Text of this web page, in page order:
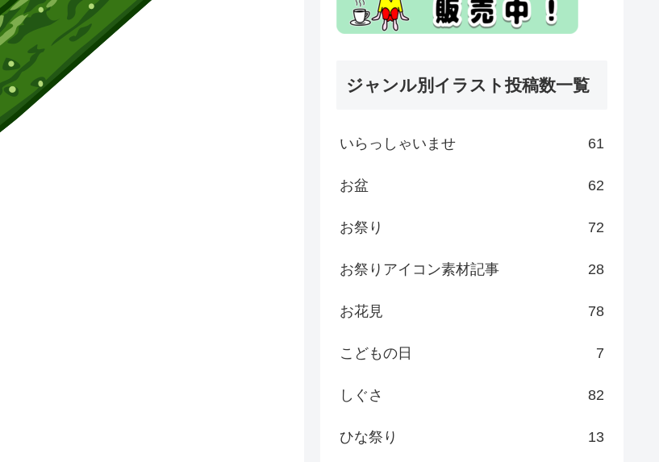
ジャンル別イラスト投稿数一覧
いらっしゃいませ 61
お盆 62
お祭り 72
お祭りアイコン素材記事 28
お花見 78
こどもの日 7
しぐさ 82
ひな祭り 13